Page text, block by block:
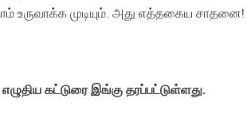
உருவாக்க முடியும். அது எத்தகைய சாதனை!
கட்டுரை இங்கு தரப்பட்டுள்ளது.